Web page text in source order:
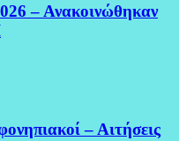
– Ανακοινώθηκαν
– Αιτήσεις